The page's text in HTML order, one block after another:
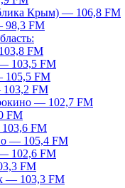
Крым) — 106,8 FM
98,3 FM
FM
103,5 FM
105,5 FM
FM
— 102,7 FM
FM
FM
— 105,4 FM
102,6 FM
FM
— 103,3 FM